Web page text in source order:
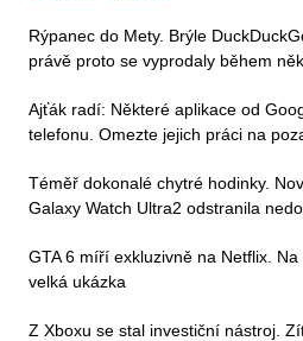
Rýpanec do Mety. Brýle
právě proto se vyprodaly během
Ajťák radí: Některé aplikace od
telefonu. Omezte jejich práci na
Téměř dokonalé chytré hodinky.
Galaxy Watch Ultra2 odstranila
GTA 6 míří exkluzivně na Netflix.
velká ukázka
Z Xboxu se stal investiční nástroj.